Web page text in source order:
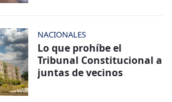
NACIONALES
Lo que prohíbe el
Tribunal Constitucional a
juntas de vecinos